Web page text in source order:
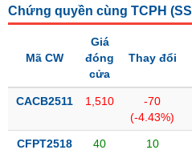
sơ
tức
sự
Chứng quyền cùng TCPH (SSI
Mã CW
Giá
đóng
cửa
Thay đổi
CACB2511 1,510
-70
(-4.43%)
CFPT2518 40
10
NGUYÊN
VẬT
NGHIỆP